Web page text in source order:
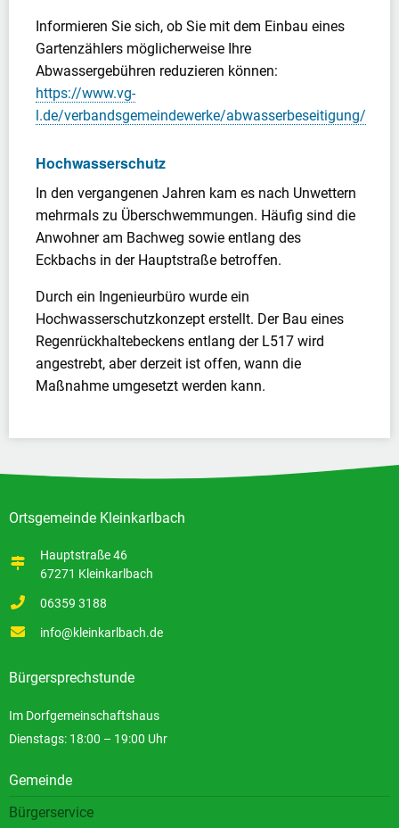
Informieren Sie sich, ob Sie mit dem Einbau eines
Gartenzählers möglicherweise Ihre
Abwassergebühren reduzieren können:
https://www.vg-
l.de/verbandsgemeindewerke/abwasserbeseitigung/
Hochwasserschutz
In den vergangenen Jahren kam es nach Unwettern
mehrmals zu Überschwemmungen. Häufig sind die
Anwohner am Bachweg sowie entlang des
Eckbachs in der Hauptstraße betroffen.
Durch ein Ingenieurbüro wurde ein
Hochwasserschutzkonzept erstellt. Der Bau eines
Regenrückhaltebeckens entlang der L517 wird
angestrebt, aber derzeit ist offen, wann die
Maßnahme umgesetzt werden kann.
Ortsgemeinde Kleinkarlbach
Hauptstraße 46
67271 Kleinkarlbach
06359 3188
info@kleinkarlbach.de
Bürgersprechstunde
Im Dorfgemeinschaftshaus
Dienstags: 18:00 – 19:00 Uhr
Gemeinde
Bürgerservice